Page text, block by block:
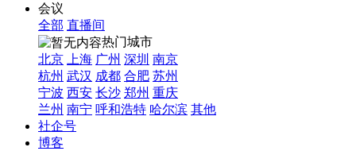
会议
全部 直播间
热门城市
北京
上海 广州 深圳 南京
杭州 武汉 成都 合肥 苏州
宁波 西安 长沙 郑州 重庆
兰州 南宁 呼和浩特 哈尔滨 其他
社企号
博客